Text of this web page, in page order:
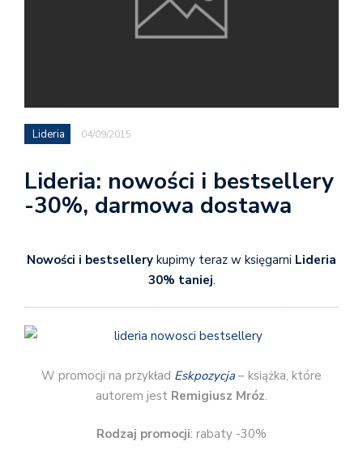
Lideria 04/09/2015
Lideria: nowości i bestsellery
-30%, darmowa dostawa
Nowości i bestsellery kupimy teraz w księgarni Lideria
30% taniej.
W promocji na przykład Eskpozycja– książka, które
autorem jest Remigiusz Mróz.
Rodzaj promocji: rabaty -30%